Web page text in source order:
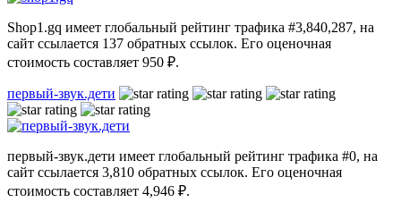
Shop1.gq имеет глобальный рейтинг трафика #3,840,287, на
сайт ссылается 137 обратных ссылок. Его оценочная
стоимость составляет 950 ₽.
первый-звук.дети
первый-звук.дети имеет глобальный рейтинг трафика #0, на
сайт ссылается 3,810 обратных ссылок. Его оценочная
стоимость составляет 4,946 ₽.